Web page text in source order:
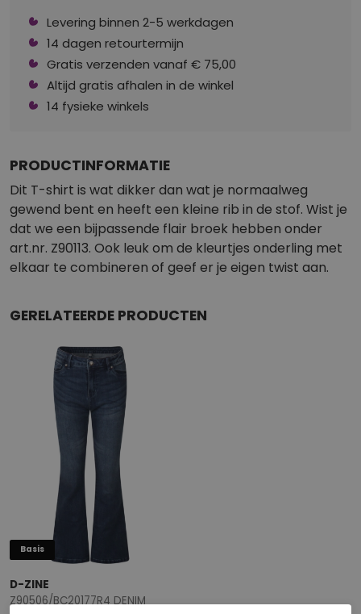
Levering binnen 2-5 werkdagen
14 dagen retourtermijn
Gratis verzenden vanaf € 75,00
Altijd gratis afhalen in de winkel
14 fysieke winkels
PRODUCTINFORMATIE
Dit T-shirt is wat dikker dan wat je normaalweg
gewend bent en heeft een kleine rib in de stof. Wist je
dat we een bijpassende flair broek hebben onder
art.nr. Z90113. Ook leuk om de kleurtjes onderling met
elkaar te combineren of geef er je eigen twist aan.
GERELATEERDE PRODUCTEN
Basis
D-ZINE
Z90506/BC20177R4 DENIM